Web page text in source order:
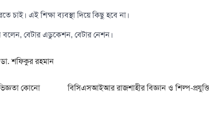
চাই। এই শিক্ষা ব্যবস্থা দিয়ে কিছু হবে না।
বলেন, বেটার এডুকেশন, বেটার নেশন।
শফিকুর রহমান
কোনো
বিসিএসআইআর রাজশাহীর বিজ্ঞান ও শিল্প-